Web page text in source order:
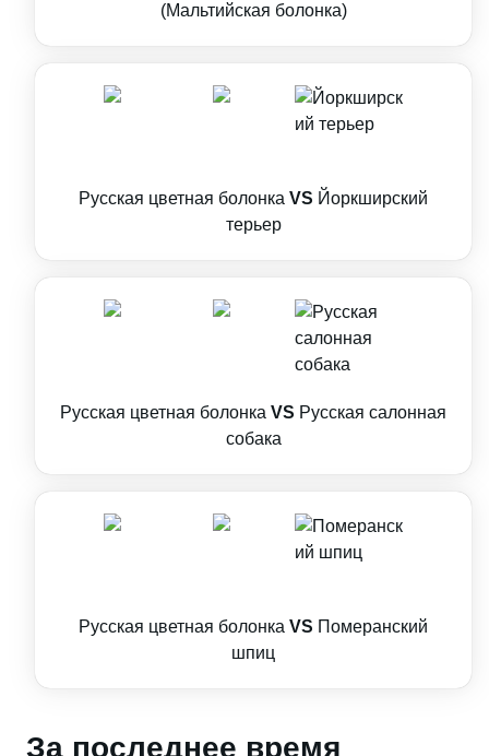
(Мальтийская болонка)
Русская цветная болонка VS Йоркширский
терьер
Русская цветная болонка VS Русская салонная
собака
Русская цветная болонка VS Померанский
шпиц
За последнее время